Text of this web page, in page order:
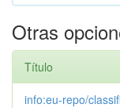
Otras
Título
info:eu-repo/